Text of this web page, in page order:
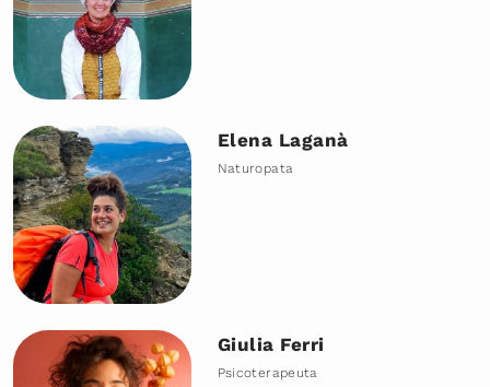
Elena Laganà
Naturopata
Giulia Ferri
Psicoterapeuta